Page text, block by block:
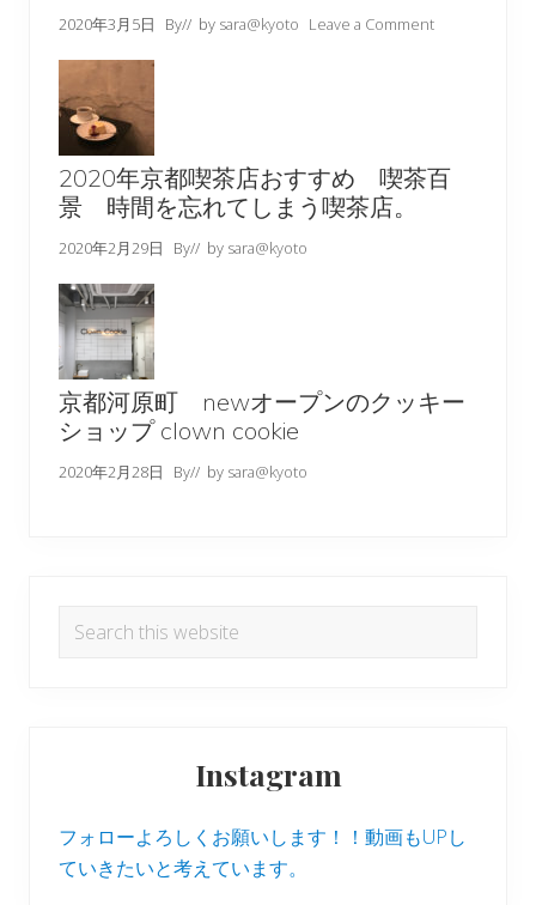
2020年3月5日 By// by sara@kyoto Leave a Comment
2020年京都喫茶店おすすめ 喫茶百
景 時間を忘れてしまう喫茶店。
2020年2月29日 By// by sara@kyoto
京都河原町 newオープンのクッキー
ショップ clown cookie
2020年2月28日 By// by sara@kyoto
Search
Instagram
フォローよろしくお願いします！！動画もUPし
ていきたいと考えています。